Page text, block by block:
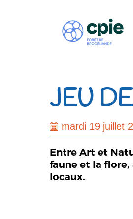
JEU
mardi 19 juillet
Entre Art et
faune et la
locaux.